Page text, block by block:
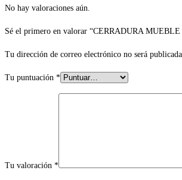
No hay valoraciones aún.
Sé el primero en valorar “CERRADURA
Tu dirección de correo electrónico no será
Tu puntuación *
Tu valoración *